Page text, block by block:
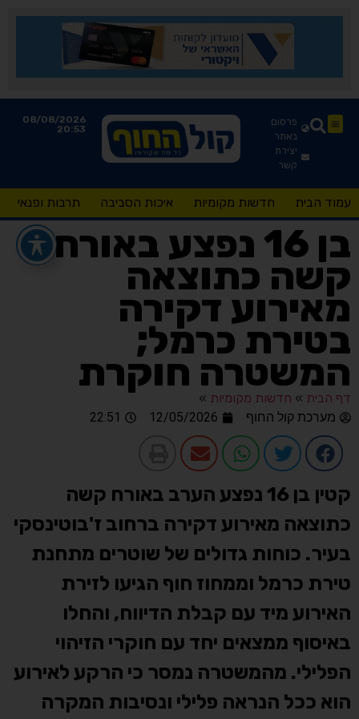
פרסום
באתר
יצירת
קשר
08/08/2026
20:53
עמוד הבית חדשות מקומיות איכות הסביבה תרבות ופנאי
בן 16 נפצע באורח
קשה כתוצאה
מאירוע דקירה
בטירת כרמל;
המשטרה חוקרת
דף הבית » חדשות מקומיות »
מערכת קול החוף
12/05/2026
22:51
קטין בן 16 נפצע הערב באורח קשה
כתוצאה מאירוע דקירה ברחוב ז'בוטינסקי
בעיר. כוחות גדולים של שוטרים מתחנת
טירת כרמל וממחוז חוף הגיעו לזירת
האירוע מיד עם קבלת הדיווח, והחלו
באיסוף ממצאים יחד עם חוקרי הזיהוי
הפלילי. מהמשטרה נמסר כי הרקע לאירוע
הוא ככל הנראה פלילי ונסיבות המקרה